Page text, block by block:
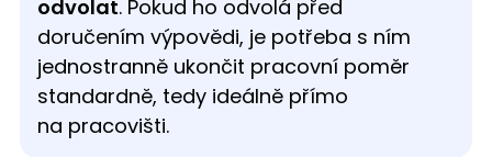
odvolat. Pokud ho odvolá před
doručením výpovědi, je potřeba s ním
jednostranně ukončit pracovní poměr
standardně, tedy ideálně přímo
na pracovišti.